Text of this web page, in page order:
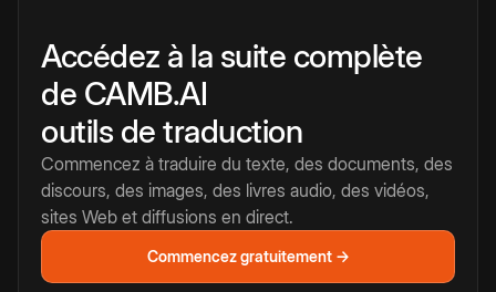
Accédez à la suite complète
de CAMB.AI
outils de traduction
Commencez à traduire du texte, des documents, des
discours, des images, des livres audio, des vidéos,
sites Web et diffusions en direct.
Commencez gratuitement →